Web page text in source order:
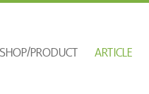
SHOP/PRODUCT ARTICLE